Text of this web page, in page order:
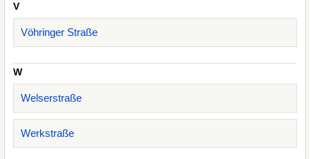
V
Vöhringer Straße
W
Welserstraße
Werkstraße